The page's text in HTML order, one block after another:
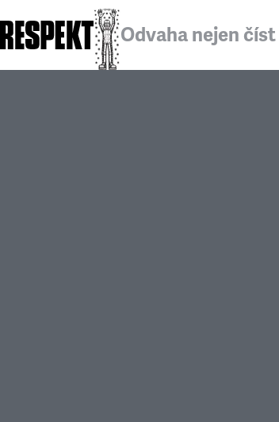
Odvaha nejen číst